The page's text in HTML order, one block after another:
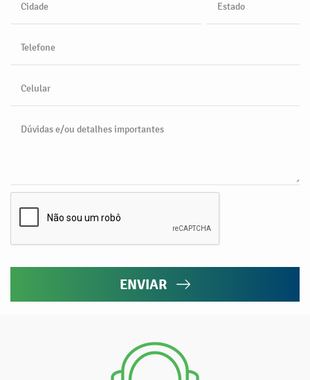
Cidade Estado
Telefone
Celular
Dúvidas e/ou detalhes importantes
ENVIAR